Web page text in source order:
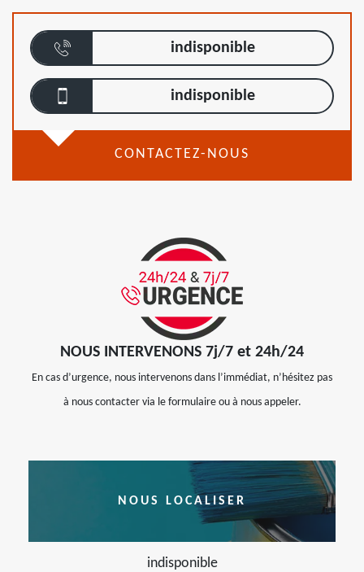
indisponible
indisponible
CONTACTEZ-NOUS
NOUS INTERVENONS 7j/7 et 24h/24
En cas d’urgence, nous intervenons dans l’immédiat, n’hésitez pas
à nous contacter via le formulaire ou à nous appeler.
NOUS LOCALISER
indisponible